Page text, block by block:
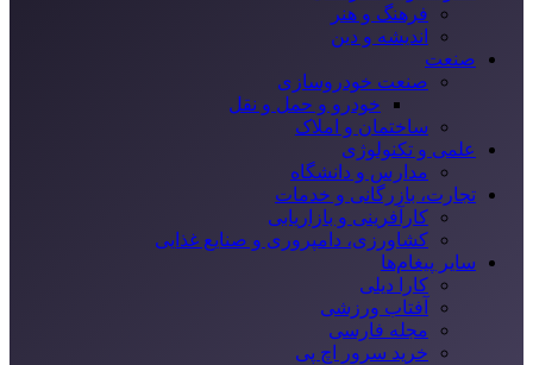
فرهنگ و هنر
اندیشه و دین
صنعت
صنعت خودروسازی
خودرو و حمل و نقل
ساختمان و املاک
علمی و تکنولوژی
مدارس و دانشگاه
تجارت، بازرگانی و خدمات
کارآفرینی و بازاریابی
کشاورزی، دامپروری و صنایع غذایی
سایر پیغام‌ها
کارا دیلی
آفتاب ورزشی
مجله فارسی
خرید سرور اچ پی